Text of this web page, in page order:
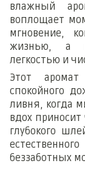
влажный
воплощает
мгновение,
жизнью, а
легкостью и
Этот
спокойного
ливня, когда
вдох
глубокого
беззаботных